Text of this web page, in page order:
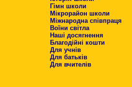
Гімн школи
Мікрорайон школи
Міжнародна співпраця
Воїни світла
Наші досягнення
Благодійні кошти
Для учнів
Для батьків
Для вчителів